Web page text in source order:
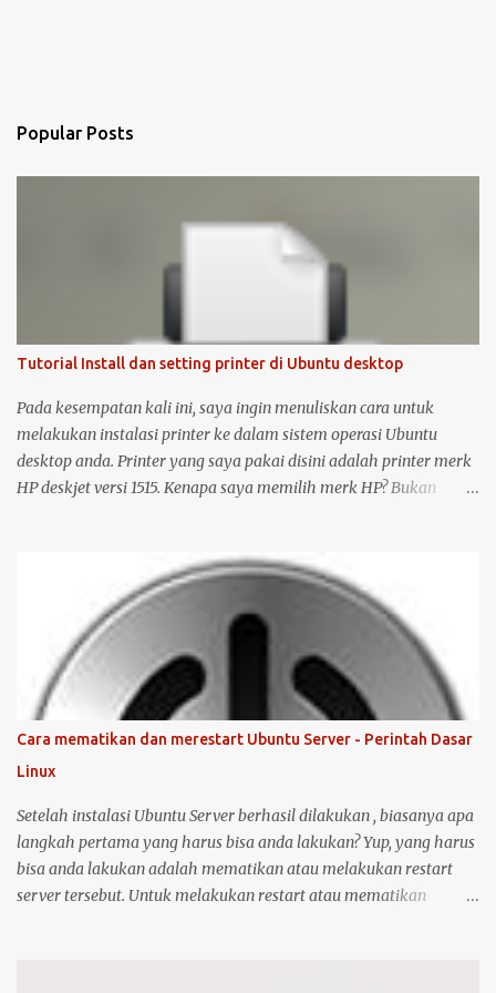
Popular Posts
Tutorial Install dan setting printer di Ubuntu desktop
Pada kesempatan kali ini, saya ingin menuliskan cara untuk
melakukan instalasi printer ke dalam sistem operasi Ubuntu
desktop anda. Printer yang saya pakai disini adalah printer merk
HP deskjet versi 1515. Kenapa saya memilih merk HP? Bukan
open source seperti Ubuntu . Langsung saja saya mulai langkah-
langkah untuk instalasi printer HP 1515 di Ubuntu desktop . Cara
ini bisa juga digunakan untuk merk printer lainnya, hanya saja
saya tidak bisa menjamin ketersediaan driver untuk sistem
operasi Linux ( Ubuntu ). Oh iya, saran saya, saat melakukan
instalasi dan setting printer, lebih baik komputer Ubuntu anda
terkoneksi dengan internet, berikut langkah-langkahnya: Colokin
keduanya. Kemudian klik logo unity di pojok kiri atas, kemudian
ketik printer, untuk masuk ke menu setting pr...
Cara mematikan dan merestart Ubuntu Server - Perintah Dasar
Linux
Setelah instalasi Ubuntu Server berhasil dilakukan , biasanya apa
langkah pertama yang harus bisa anda lakukan? Yup, yang harus
bisa anda lakukan adalah mematikan atau melakukan restart
server tersebut. Untuk melakukan restart atau mematikan